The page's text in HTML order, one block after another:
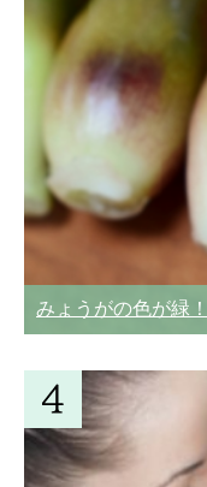
みょうがの色が緑